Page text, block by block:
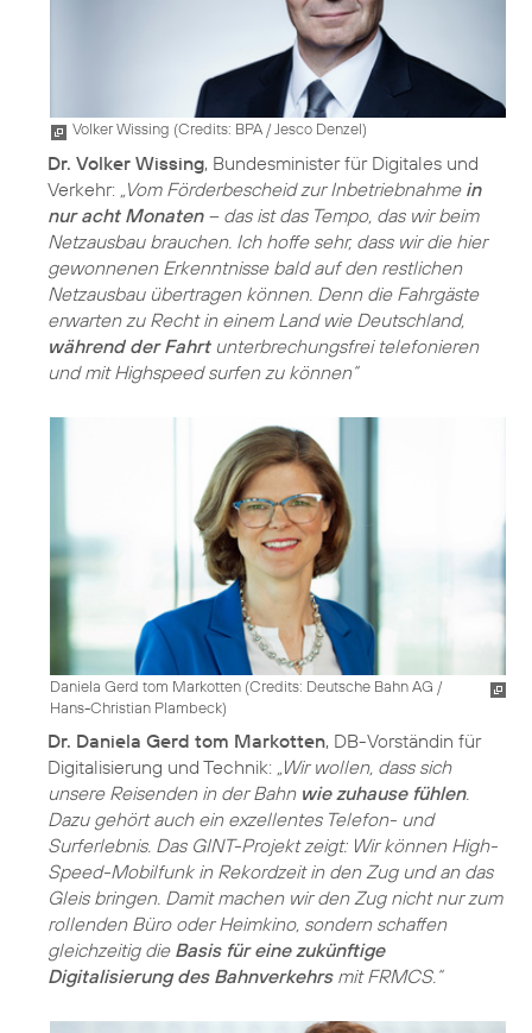
Volker Wissing (Credits: BPA / Jesco Denzel)
Dr. Volker Wissing, Bundesminister für Digitales und
Verkehr: „Vom Förderbescheid zur Inbetriebnahme in
nur acht Monaten– das ist das Tempo, das wir beim
Netzausbau brauchen. Ich hoffe sehr, dass wir die hier
gewonnenen Erkenntnisse bald auf den restlichen
Netzausbau übertragen können. Denn die Fahrgäste
erwarten zu Recht in einem Land wie Deutschland,
während der Fahrtunterbrechungsfrei telefonieren
und mit Highspeed surfen zu können“
Daniela Gerd tom Markotten (Credits: Deutsche Bahn AG /
Hans-Christian Plambeck)
Dr. Daniela Gerd tom Markotten, DB-Vorständin für
Digitalisierung und Technik: „Wir wollen, dass sich
unsere Reisenden in der Bahn wie zuhause fühlen.
Dazu gehört auch ein exzellentes Telefon- und
Surferlebnis. Das GINT-Projekt zeigt: Wir können High-
Speed-Mobilfunk in Rekordzeit in den Zug und an das
Gleis bringen. Damit machen wir den Zug nicht nur zum
rollenden Büro oder Heimkino, sondern schaffen
gleichzeitig die Basis für eine zukünftige
Digitalisierung des Bahnverkehrsmit FRMCS.“